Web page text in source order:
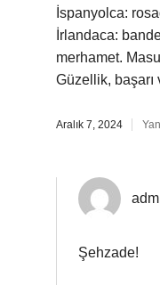
İspanyolca:
İrlandaca:
merhamet.
Güzellik, başarı
Aralık 7, 2024
Şehzade!